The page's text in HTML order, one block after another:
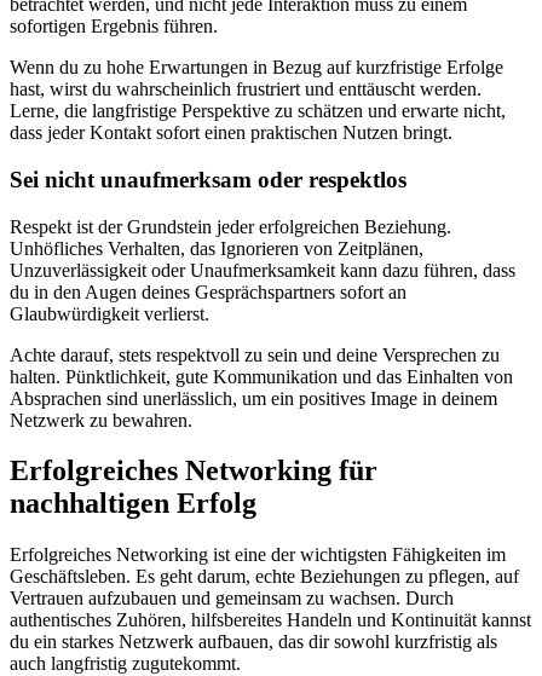
betrachtet werden, und nicht jede Interaktion muss zu einem
sofortigen Ergebnis führen.
Wenn du zu hohe Erwartungen in Bezug auf kurzfristige Erfolge
hast, wirst du wahrscheinlich frustriert und enttäuscht werden.
Lerne, die langfristige Perspektive zu schätzen und erwarte nicht,
dass jeder Kontakt sofort einen praktischen Nutzen bringt.
Sei nicht unaufmerksam oder respektlos
Respekt ist der Grundstein jeder erfolgreichen Beziehung.
Unhöfliches Verhalten, das Ignorieren von Zeitplänen,
Unzuverlässigkeit oder Unaufmerksamkeit kann dazu führen, dass
du in den Augen deines Gesprächspartners sofort an
Glaubwürdigkeit verlierst.
Achte darauf, stets respektvoll zu sein und deine Versprechen zu
halten. Pünktlichkeit, gute Kommunikation und das Einhalten von
Absprachen sind unerlässlich, um ein positives Image in deinem
Netzwerk zu bewahren.
Erfolgreiches Networking für
nachhaltigen Erfolg
Erfolgreiches Networking ist eine der wichtigsten Fähigkeiten im
Geschäftsleben. Es geht darum, echte Beziehungen zu pflegen, auf
Vertrauen aufzubauen und gemeinsam zu wachsen. Durch
authentisches Zuhören, hilfsbereites Handeln und Kontinuität kannst
du ein starkes Netzwerk aufbauen, das dir sowohl kurzfristig als
auch langfristig zugutekommt.